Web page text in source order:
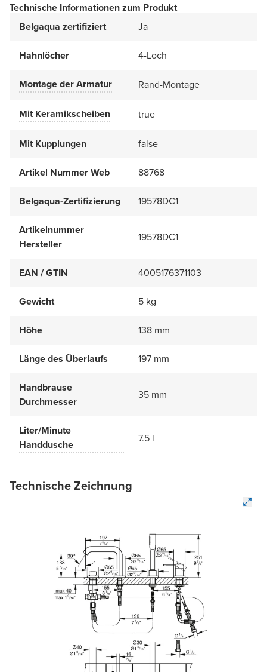
Technische Informationen zum Produkt
Belgaqua zertifiziert
Ja
Hahnlöcher 4-Loch
Montage der Armatur Rand-Montage
Mit Keramikscheiben true
Mit Kupplungen false
Artikel Nummer Web 88768
Belgaqua-Zertifizierung 19578DC1
Artikelnummer
Hersteller
19578DC1
EAN / GTIN 4005176371103
Gewicht 5 kg
Höhe 138 mm
Länge des Überlaufs 197 mm
Handbrause
Durchmesser
35 mm
Liter/Minute
Handdusche
7.5 l
Technische Zeichnung